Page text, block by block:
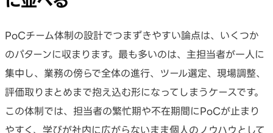
PoCチーム体制の設計でつまずきやすい論点は、いくつか
のパターンに収まります。最も多いのは、主担当者が一人に
集中し、業務の傍らで全体の進行、ツール選定、現場調整、
評価取りまとめまで抱え込む形になってしまうケースです。
この体制では、担当者の繁忙期や不在期間にPoCが止まり
やすく、学びが社内に広がらないまま個人のノウハウとして